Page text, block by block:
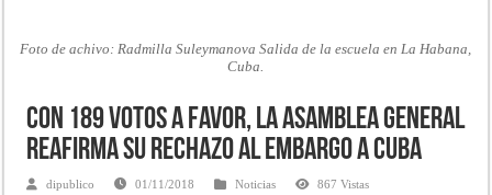
Foto de achivo: Radmilla Suleymanova Salida de la escuela en La Habana,
Cuba.
Con 189 votos a favor, la Asamblea General
reafirma su rechazo al embargo a Cuba
dipublico 01/11/2018 Noticias 867 Vistas